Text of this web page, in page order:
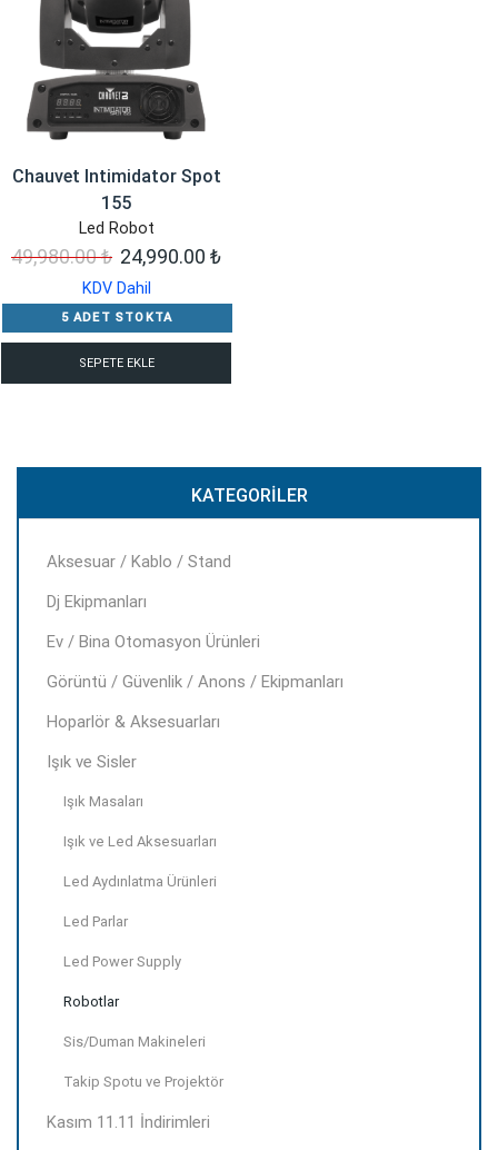
Chauvet Intimidator Spot
155
Led Robot
49,980.00₺ Orijinal
fiyat:
49,980.00 ₺.
24,990.00 ₺Şu
24,990.00 ₺.
KDV Dahil
5 ADET STOKTA
SEPETE EKLE
KATEGORILER
Aksesuar / Kablo / Stand
Dj Ekipmanları
Ev / Bina Otomasyon Ürünleri
Görüntü / Güvenlik / Anons / Ekipmanları
Hoparlör & Aksesuarları
Işık ve Sisler
Işık Masaları
Işık ve Led Aksesuarları
Led Aydınlatma Ürünleri
Led Parlar
Led Power Supply
Robotlar
Sis/Duman Makineleri
Takip Spotu ve Projektör
Kasım 11.11 İndirimleri